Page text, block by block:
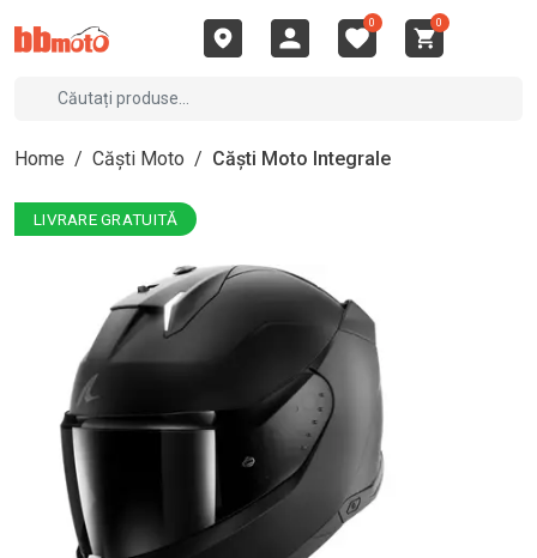
0 0
Home / Căști Moto / Căști Moto Integrale
LIVRARE GRATUITĂ